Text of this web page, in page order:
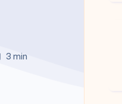
3 min